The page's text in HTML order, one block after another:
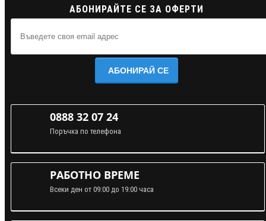
АБОНИРАЙТЕ СЕ ЗА ОФЕРТИ
АБОНИРАЙ СЕ
0888 32 07 24
Поръчка по телефона
РАБОТНО ВРЕМЕ
Всеки ден от 09:00 до 19:00 часа